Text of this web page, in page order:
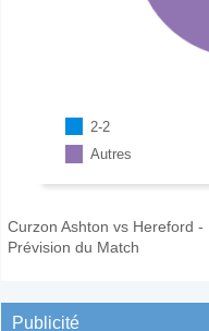
2-2
Autres
Curzon Ashton vs Hereford
Prévision du Match
Publicité